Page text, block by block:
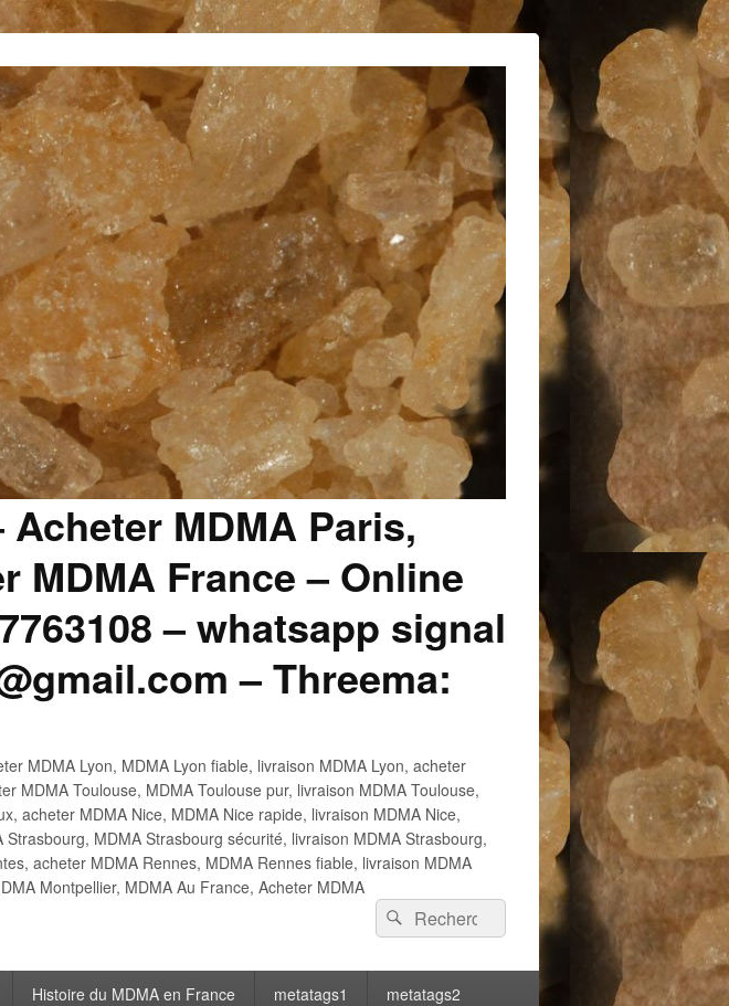
MDMA Paris,
MDMA France – Online
– whatsapp signal
– Threema:
MDMA Lyon, MDMA Lyon fiable, livraison MDMA Lyon, acheter
MDMA Toulouse, MDMA Toulouse pur, livraison MDMA Toulouse,
acheter MDMA Nice, MDMA Nice rapide, livraison MDMA Nice,
MDMA Strasbourg sécurité, livraison MDMA Strasbourg,
acheter MDMA Rennes, MDMA Rennes fiable, livraison MDMA
Montpellier, MDMA Au France, Acheter MDMA
Recherche :
Rechercher
Histoire du MDMA en France metatags1 metatags2